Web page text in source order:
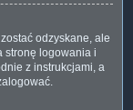
odzyskane, ale
stronę logowania i
z instrukcjami, a